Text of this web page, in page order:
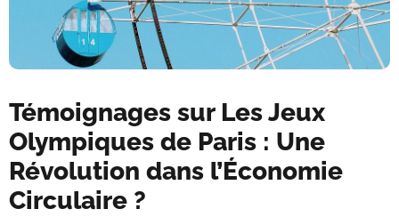
Témoignages sur Les Jeux
Olympiques de Paris : Une
Révolution dans l’Économie
Circulaire ?